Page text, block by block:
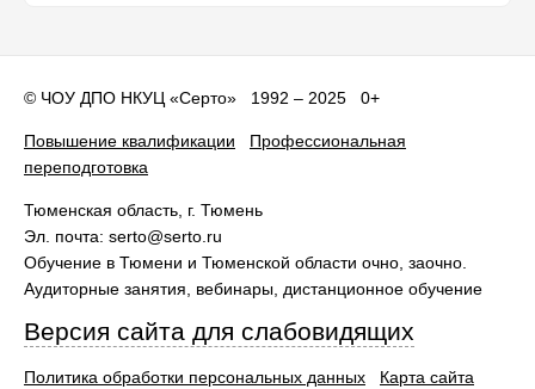
© ЧОУ ДПО НКУЦ «Серто» 1992 – 2025 0+
Повышение квалификации
Профессиональная
переподготовка
Тюменская область , г. Тюмень
Эл. почта: serto@serto.ru
Обучение в Тюмени и Тюменской области очно, заочно.
Аудиторные занятия, вебинары, дистанционное обучение
Версия сайта для слабовидящих
Политика обработки персональных данных Карта сайта